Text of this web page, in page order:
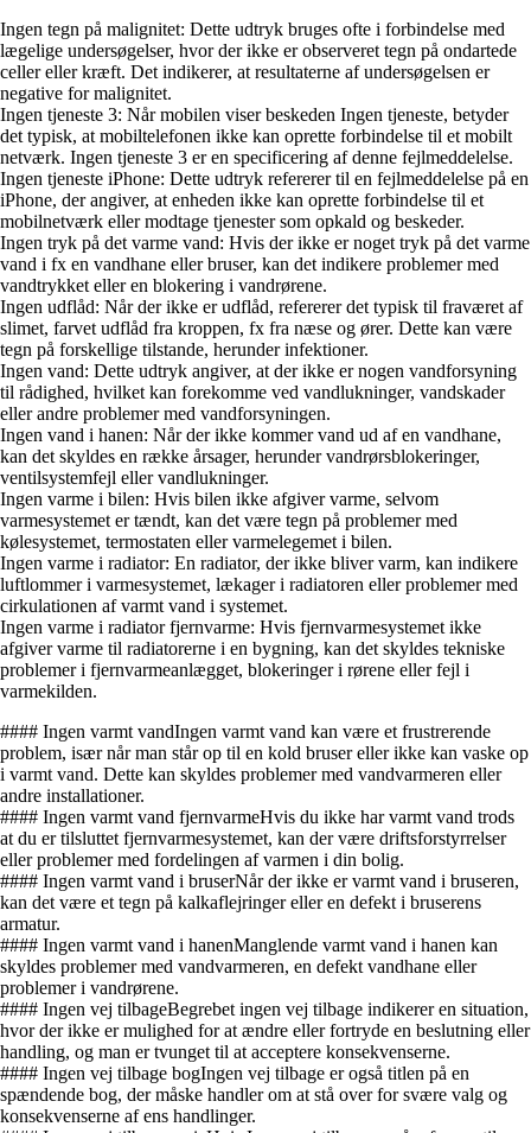
Ingen tegn på malignitet: Dette udtryk bruges ofte i forbindelse med
lægelige undersøgelser, hvor der ikke er observeret tegn på ondartede
celler eller kræft. Det indikerer, at resultaterne af undersøgelsen er
negative for malignitet.
Ingen tjeneste 3: Når mobilen viser beskeden Ingen tjeneste, betyder
det typisk, at mobiltelefonen ikke kan oprette forbindelse til et mobilt
netværk. Ingen tjeneste 3 er en specificering af denne fejlmeddelelse.
Ingen tjeneste iPhone: Dette udtryk refererer til en fejlmeddelelse på en
iPhone, der angiver, at enheden ikke kan oprette forbindelse til et
mobilnetværk eller modtage tjenester som opkald og beskeder.
Ingen tryk på det varme vand: Hvis der ikke er noget tryk på det varme
vand i fx en vandhane eller bruser, kan det indikere problemer med
vandtrykket eller en blokering i vandrørene.
Ingen udflåd: Når der ikke er udflåd, refererer det typisk til fraværet af
slimet, farvet udflåd fra kroppen, fx fra næse og ører. Dette kan være
tegn på forskellige tilstande, herunder infektioner.
Ingen vand: Dette udtryk angiver, at der ikke er nogen vandforsyning
til rådighed, hvilket kan forekomme ved vandlukninger, vandskader
eller andre problemer med vandforsyningen.
Ingen vand i hanen: Når der ikke kommer vand ud af en vandhane,
kan det skyldes en række årsager, herunder vandrørsblokeringer,
ventilsystemfejl eller vandlukninger.
Ingen varme i bilen: Hvis bilen ikke afgiver varme, selvom
varmesystemet er tændt, kan det være tegn på problemer med
kølesystemet, termostaten eller varmelegemet i bilen.
Ingen varme i radiator: En radiator, der ikke bliver varm, kan indikere
luftlommer i varmesystemet, lækager i radiatoren eller problemer med
cirkulationen af varmt vand i systemet.
Ingen varme i radiator fjernvarme: Hvis fjernvarmesystemet ikke
afgiver varme til radiatorerne i en bygning, kan det skyldes tekniske
problemer i fjernvarmeanlægget, blokeringer i rørene eller fejl i
varmekilden.
#### Ingen varmt vandIngen varmt vand kan være et frustrerende
problem, især når man står op til en kold bruser eller ikke kan vaske op
i varmt vand. Dette kan skyldes problemer med vandvarmeren eller
andre installationer.
#### Ingen varmt vand fjernvarmeHvis du ikke har varmt vand trods
at du er tilsluttet fjernvarmesystemet, kan der være driftsforstyrrelser
eller problemer med fordelingen af varmen i din bolig.
#### Ingen varmt vand i bruserNår der ikke er varmt vand i bruseren,
kan det være et tegn på kalkaflejringer eller en defekt i bruserens
armatur.
#### Ingen varmt vand i hanenManglende varmt vand i hanen kan
skyldes problemer med vandvarmeren, en defekt vandhane eller
problemer i vandrørene.
#### Ingen vej tilbageBegrebet ingen vej tilbage indikerer en situation,
hvor der ikke er mulighed for at ændre eller fortryde en beslutning eller
handling, og man er tvunget til at acceptere konsekvenserne.
#### Ingen vej tilbage bogIngen vej tilbage er også titlen på en
spændende bog, der måske handler om at stå over for svære valg og
konsekvenserne af ens handlinger.